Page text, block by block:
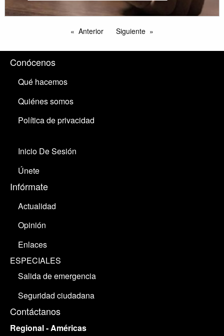
Anterior Siguiente
Conócenos
Qué hacemos
Quiénes somos
Política de privacidad
Inicio De Sesión
Únete
Infórmate
Actualidad
Opinión
Enlaces
ESPECIALES
Salida de emergencia
Seguridad ciudadana
Contáctanos
Regional - Américas